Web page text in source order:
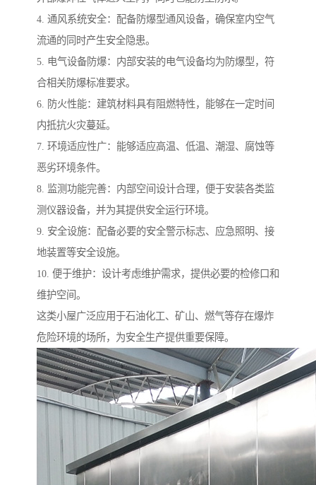
4. 通风系统安全：配备防爆型通风设备，确保室内空气
流通的同时产生安全隐患。
5. 电气设备防爆：内部安装的电气设备均为防爆型，符
合相关防爆标准要求。
6. 防火性能：建筑材料具有阻燃特性，能够在一定时间
内抵抗火灾蔓延。
7. 环境适应性广：能够适应高温、低温、潮湿、腐蚀等
恶劣环境条件。
8. 监测功能完善：内部空间设计合理，便于安装各类监
测仪器设备，并为其提供安全运行环境。
9. 安全设施：配备必要的安全警示标志、应急照明、接
地装置等安全设施。
10. 便于维护：设计考虑维护需求，提供必要的检修口和
维护空间。
这类小屋广泛应用于石油化工、矿山、燃气等存在爆炸
危险环境的场所，为安全生产提供重要保障。